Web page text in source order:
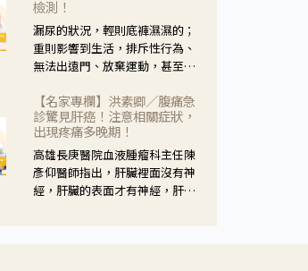
澀，結膜沒有紅，眼睛周圍沒有
眼屎，這種情況是屬於「陰
虛」，就可以使用枸杞、蓮藕、
麥門冬、山藥等比較滋潤的藥
維，讓菜軟掉不清脆。
檢測！
漏尿的狀況，輕則底褲濕濕的；
重則影響到生活，排斥性行為、
無法出遠門、放棄運動，甚至怕
禁」的症狀，長期下來不敢與朋
友往來，低潮陰霾造成憂鬱症。
【名家專欄】洪素卿／腹痛急
診驚見肝癌！注意相關症狀，
出現疼痛多晚期！
高雄長庚醫院血液腫瘤科主任陳
彥仰醫師指出，肝臟裡面沒有神
經，肝臟的表面才有神經，肝臟